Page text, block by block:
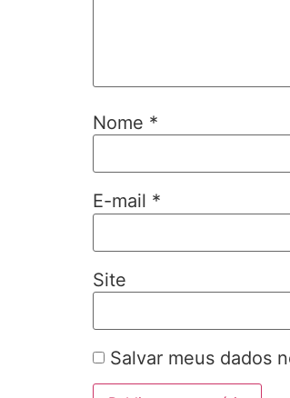
Nome *
E-mail *
Site
Salvar meus dados